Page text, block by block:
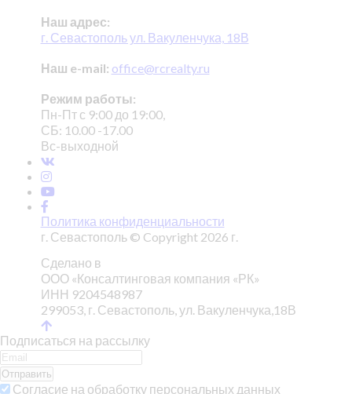
Наш адрес:
г. Севастополь ул. Вакуленчука, 18В
Наш e-mail: office@rcrealty.ru
Режим работы:
Пн-Пт с 9:00 до 19:00,
СБ: 10.00 -17.00
Вс-выходной
Политика конфиденциальности
г. Севастополь © Copyright 2026 г.
Сделано в
ООО «Консалтинговая компания «РК»
ИНН 9204548987
299053, г. Севастополь, ул. Вакуленчука,18В
Подписаться на рассылку
Отправить
Согласие на обработку персональных данных